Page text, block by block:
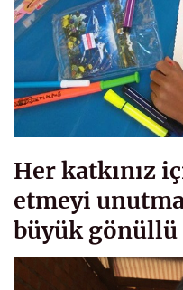
Her katkınız
etmeyi
büyük